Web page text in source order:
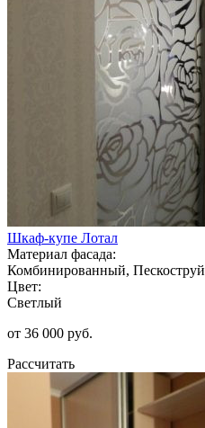
Шкаф-купе Лотал
Материал фасада:
Комбинированный, Пескоструй
Цвет:
Светлый
от 36 000 руб.
Рассчитать